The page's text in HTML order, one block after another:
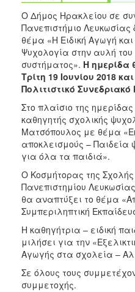
ΤΟΠΟΣ
ΠΟΛΙΤΙΣΜΟΣ
ΑΝΘΕΚΤΙΚΗ
ΠΟΛΗ
Ο Δήμος Ηρακλείου σε
Πανεπιστήμιο
θέμα «Η Ειδική Αγωγή και
Ψυχολογία στην αυλή του
συστήματος». Η ημερίδα
Τρίτη 19 Ιουνίου 2018
Πολιτιστικό
Στο πλαίσιο της
καθηγητής σχολικής
Ματσόπουλος με θέμα
αποκλεισμούς – Παιδεία
για όλα τα παιδιά».
Ο Κοσμήτορας της
Πανεπιστημίου
θα αναπτύξει το θέμα
Συμπεριληπτική
Η καθηγήτρια – ειδική
μιλήσει για την
Αγωγής στα σχολεία –
Σε όλους τους
συμμετοχής.